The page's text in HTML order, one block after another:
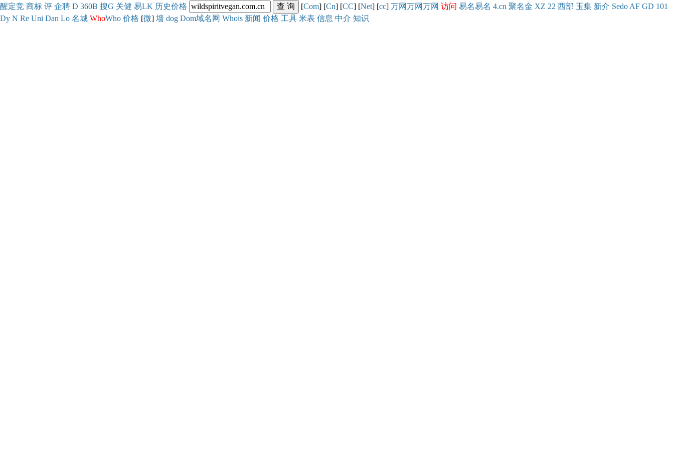
醒定竞 商标 评 企聘 D 360B 搜G 关健 易LK 历史价格 [Com] [Cn] [CC] [Net] [cc] 万网万网万网 访问 易名易名 4.cn 聚名金 XZ 22 西部 玉集 新介 Sedo AF GD 101
Dy N Re Uni Dan Lo 名城 WhoWho 价格 [微] 墙 dog Dom域名网 Whois 新闻 价格 工具 米表 信息 中介 知识